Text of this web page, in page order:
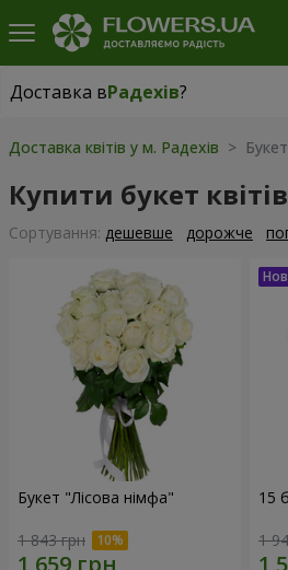
Доставка вРадехів?
Доставка вРадехів|
Доставка квітів у м. Радехів >
Купити букет квітів
Сортування: дешевше дорожче
Букет "Лісова німфа"
1 843 грн
15
1